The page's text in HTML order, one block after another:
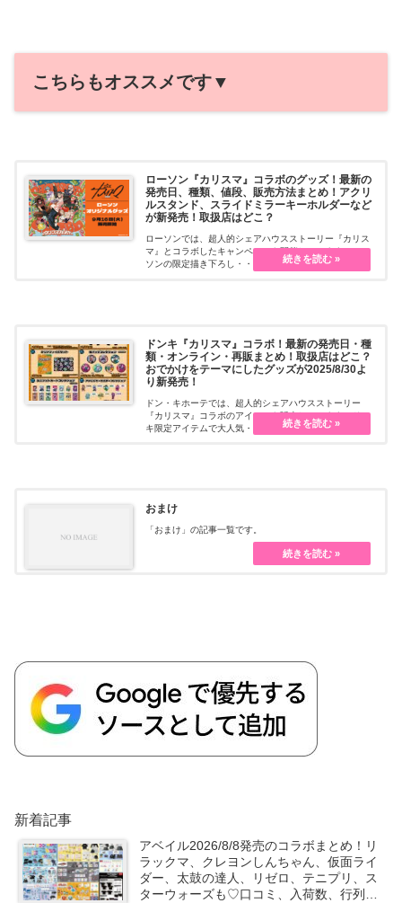
こちらもオススメです▼
ローソン『カリスマ』コラボのグッズ！最新の
発売日、種類、値段、販売方法まとめ！アクリ
ルスタンド、スライドミラーキーホルダーなど
が新発売！取扱店はどこ？
ローソンでは、超人的シェアハウスストーリー『カリス
マ』とコラボしたキャンペーンを開催しています。ロー
ソンの限定描き下ろし・・・続きを読む
ドンキ『カリスマ』コラボ！最新の発売日・種
類・オンライン・再販まとめ！取扱店はどこ？
おでかけをテーマにしたグッズが2025/8/30よ
り新発売！
ドン・キホーテでは、超人的シェアハウスストーリー
『カリスマ』コラボのアイテムを販売しています。ドン
キ限定アイテムで大人気・・・続きを読む
おまけ
「おまけ」の記事一覧です。
新着記事
アベイル2026/8/8発売のコラボまとめ！リ
ラックマ、クレヨンしんちゃん、仮面ライ
ダー、太鼓の達人、リゼロ、テニプリ、ス
ターウォーズも♡口コミ、入荷数、行列、